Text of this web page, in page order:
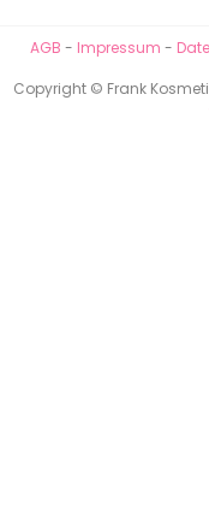
AGB - Impressum -
Copyright © Frank